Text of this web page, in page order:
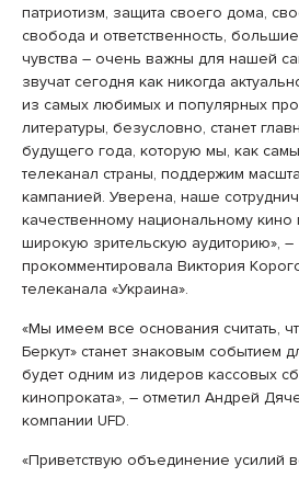
патриотизм, защита своего дома,
свобода и ответственность,
чувства – очень важны для нашей
звучат сегодня как никогда
из самых любимых и популярных
литературы, безусловно, станет
будущего года, которую мы, как
телеканал страны, поддержим
кампанией. Уверена, наше
качественному национальному
широкую зрительскую аудиторию», –
прокомментировала Виктория
телеканала «Украина».
«Мы имеем все основания считать,
Беркут» станет знаковым событием
будет одним из лидеров кассовых
кинопроката», – отметил Андрей
компании UFD.
«Приветствую объединение усилий